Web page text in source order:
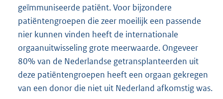
geïmmuniseerde patiënt. Voor bijzondere
patiëntengroepen die zeer moeilijk een passende
nier kunnen vinden heeft de internationale
orgaanuitwisseling grote meerwaarde. Ongeveer
80% van de Nederlandse getransplanteerden uit
deze patiëntengroepen heeft een orgaan gekregen
van een donor die niet uit Nederland afkomstig was.